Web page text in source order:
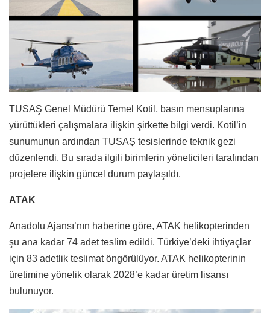
TUSAŞ Genel Müdürü Temel Kotil, basın mensuplarına
yürüttükleri çalışmalara ilişkin şirkette bilgi verdi. Kotil’in
sunumunun ardından TUSAŞ tesislerinde teknik gezi
düzenlendi. Bu sırada ilgili birimlerin yöneticileri tarafından
projelere ilişkin güncel durum paylaşıldı.
ATAK
Anadolu Ajansı’nın haberine göre, ATAK helikopterinden
şu ana kadar 74 adet teslim edildi. Türkiye’deki ihtiyaçlar
için 83 adetlik teslimat öngörülüyor. ATAK helikopterinin
üretimine yönelik olarak 2028’e kadar üretim lisansı
bulunuyor.